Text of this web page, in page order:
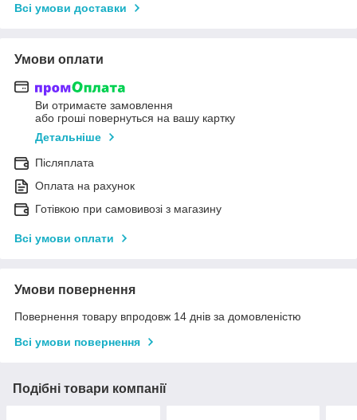
Всі умови доставки
Умови оплати
Ви отримаєте замовлення
або гроші повернуться на вашу картку
Детальніше
Післяплата
Оплата на рахунок
Готівкою при самовивозі з магазину
Всі умови оплати
Умови повернення
Повернення товару впродовж 14 днів за домовленістю
Всі умови повернення
Подібні товари компанії